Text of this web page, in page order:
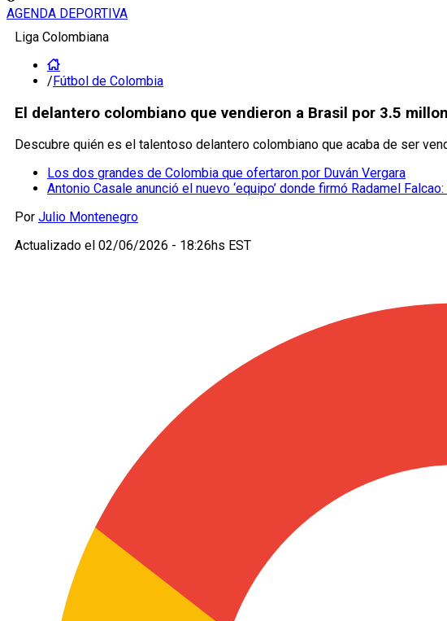
AGENDA DEPORTIVA
Liga Colombiana
/Fútbol de Colombia
El delantero colombiano que vendieron a Brasil por 3.5
Descubre quién es el talentoso delantero colombiano que acaba de ser
Los dos grandes de Colombia que ofertaron por Duván Vergara
Antonio Casale anunció el nuevo ‘equipo’ donde firmó Radamel Falcao:
Por Julio Montenegro
Actualizado el 02/06/2026 - 18:26hs EST